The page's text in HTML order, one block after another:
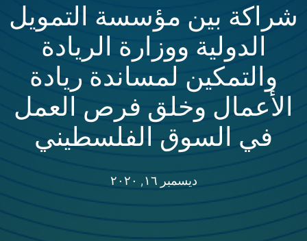
شراكة بين مؤسسة التمويل
الدولية ووزارة الريادة
والتمكين لمساندة ريادة
الأعمال وخلق فرص العمل
في السوق الفلسطيني
ديسمبر ١٦, ٢٠٢٠